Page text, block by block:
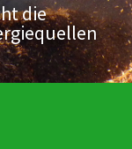
die